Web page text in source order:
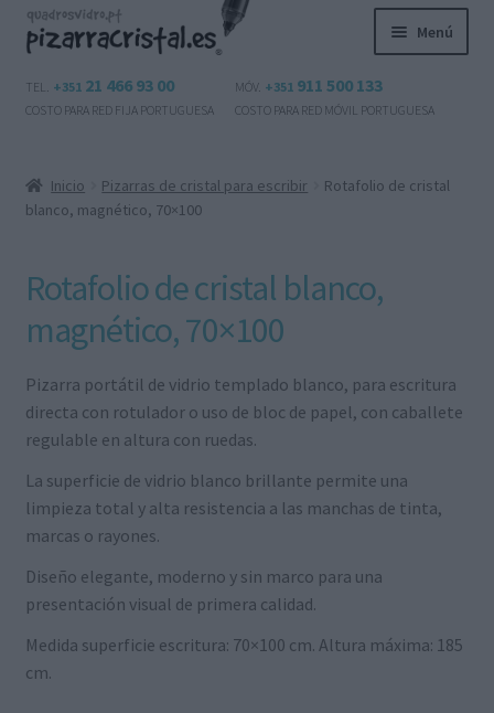
Ir
a
navegación
Ir
al
Menú
Productos
el
Contactos
Español
hijo
TEL. +351 21 466 93 00
COSTO PARA RED FIJA PORTUGUESA
MÓV. +351 911 500 133
COSTO PARA RED MÓVIL PORTUGUESA
Inicio Pizarras de cristal para escribir
Rotafolio de cristal
blanco, magnético, 70×100
Rotafolio de cristal blanco,
magnético, 70×100
Pizarra portátil de vidrio templado blanco, para escritura
directa con rotulador o uso de bloc de papel, con caballete
regulable en altura con ruedas.
La superficie de vidrio blanco brillante permite una
limpieza total y alta resistencia a las manchas de tinta,
marcas o rayones.
Diseño elegante, moderno y sin marco para una
presentación visual de primera calidad.
Medida superficie escritura: 70×100 cm. Altura máxima: 185
cm.